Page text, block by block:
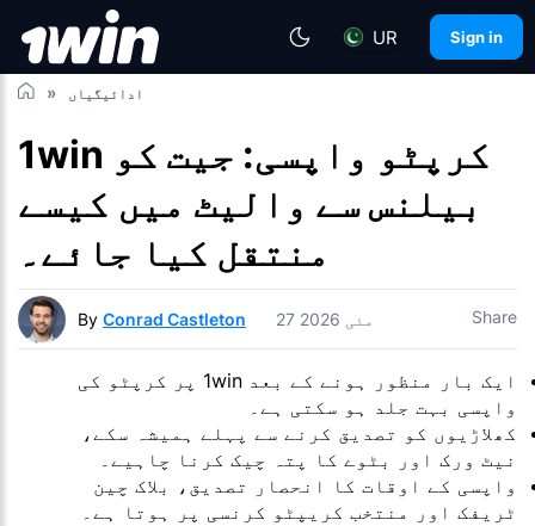
UR Sign in
ادائیگیاں
1win کرپٹو واپسی: جیت کو
بیلنس سے والیٹ میں کیسے
منتقل کیا جائے۔
By Conrad Castleton 27 مئی 2026 Share
ایک بار منظور ہونے کے بعد 1win پر کرپٹو کی
واپسی بہت جلد ہو سکتی ہے۔
کھلاڑیوں کو تصدیق کرنے سے پہلے ہمیشہ سکے،
نیٹ ورک اور بٹوے کا پتہ چیک کرنا چاہیے۔
واپسی کے اوقات کا انحصار تصدیق، بلاک چین
ٹریفک اور منتخب کریپٹو کرنسی پر ہوتا ہے۔